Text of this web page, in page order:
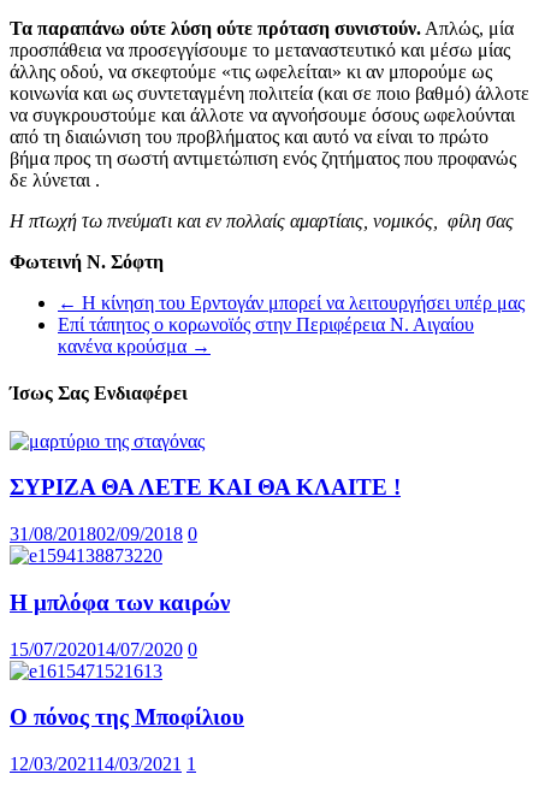
Τα παραπάνω ούτε λύση ούτε πρόταση συνιστούν. Απλώς, μία
προσπάθεια να προσεγγίσουμε το μεταναστευτικό και μέσω μίας
άλλης οδού, να σκεφτούμε «τις ωφελείται» κι αν μπορούμε ως
κοινωνία και ως συντεταγμένη πολιτεία (και σε ποιο βαθμό) άλλοτε
να συγκρουστούμε και άλλοτε να αγνοήσουμε όσους ωφελούνται
από τη διαιώνιση του προβλήματος και αυτό να είναι το πρώτο
βήμα προς τη σωστή αντιμετώπιση ενός ζητήματος που προφανώς
δε λύνεται .
Η πτωχή τω πνεύματι και εν πολλαίς αμαρτίαις, νομικός, φίλη σας
Φωτεινή Ν. Σόφτη
← Η κίνηση του Ερντογάν μπορεί να λειτουργήσει υπέρ μας
Επί τάπητος ο κορωνοϊός στην Περιφέρεια Ν. Αιγαίου
κανένα κρούσμα →
Ίσως Σας Ενδιαφέρει
ΣΥΡΙΖΑ ΘΑ ΛΕΤΕ ΚΑΙ ΘΑ ΚΛΑΙΤΕ !
31/08/201802/09/2018 0
Η μπλόφα των καιρών
15/07/202014/07/2020 0
Ο πόνος της Μποφίλιου
12/03/202114/03/2021 1